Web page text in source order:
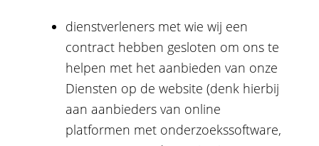
dienstverleners met wie wij een
contract hebben gesloten om ons te
helpen met het aanbieden van onze
Diensten op de website (denk hierbij
aan aanbieders van online
platformen met onderzoekssoftware,